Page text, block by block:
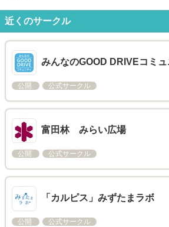
近くのサークル
みんなのGOOD DRIVEコミュ
公開 公式サークル
富田林 みらい広場
公開 公式サークル
「カルピス」みずたまラボ
公開 公式サークル